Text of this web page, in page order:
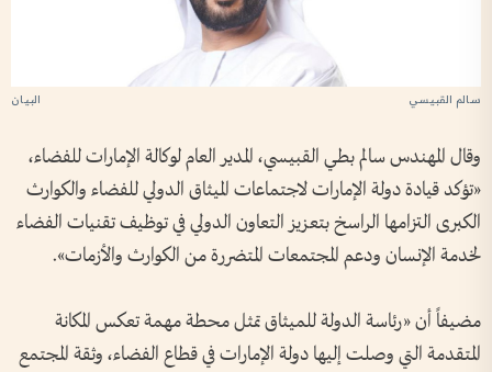
سالم القبيسي
وقال المهندس سالم بطي القبيسي، المدير العام لوكالة الإمارات للفضاء،
«تؤكد قيادة دولة الإمارات لاجتماعات الميثاق الدولي للفضاء والكوارث
الكبرى التزامها الراسخ بتعزيز التعاون الدولي في توظيف تقنيات الفضاء
لخدمة الإنسان ودعم المجتمعات المتضررة من الكوارث والأزمات».
مضيفاً أن «رئاسة الدولة للميثاق تمثل محطة مهمة تعكس المكانة
المتقدمة التي وصلت إليها دولة الإمارات في قطاع الفضاء، وثقة المجتمع